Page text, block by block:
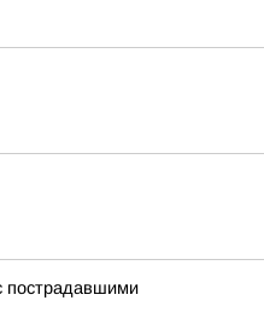
пострадавшими